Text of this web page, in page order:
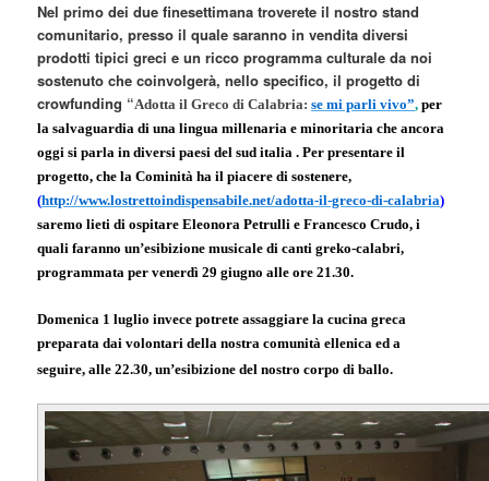
Nel primo dei due finesettimana troverete il nostro stand
comunitario, presso il quale saranno in vendita diversi
prodotti tipici greci e un ricco programma culturale da noi
sostenuto che coinvolgerà, nello specifico, il progetto di
crowfunding “Adotta il Greco di Calabria:se mi parli vivo”,per
la salvaguardia di una lingua millenaria e minoritaria che ancora
oggi si parla in diversi paesi del sud italia . Per presentare il
progetto, che la Cominità ha il piacere di sostenere,
(http://www.lostrettoindispensabile.net/adotta-il-greco-di-calabria)
saremo lieti di ospitare Eleonora Petrulli e Francesco Crudo, i
quali faranno un’esibizione musicale di canti greko-calabri,
programmata per venerdì 29 giugno alle ore 21.30.
Domenica 1 luglio invece potrete assaggiare la cucina greca
preparata dai volontari della nostra comunità ellenica ed a
seguire, alle 22.30, un’esibizione del nostro corpo di ballo.